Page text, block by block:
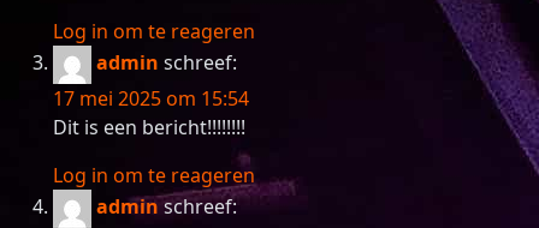
Log in om te reageren
admin schreef:
17 mei 2025 om 15:54
Dit is een bericht!!!!!!!!
Log in om te reageren
adminschreef: